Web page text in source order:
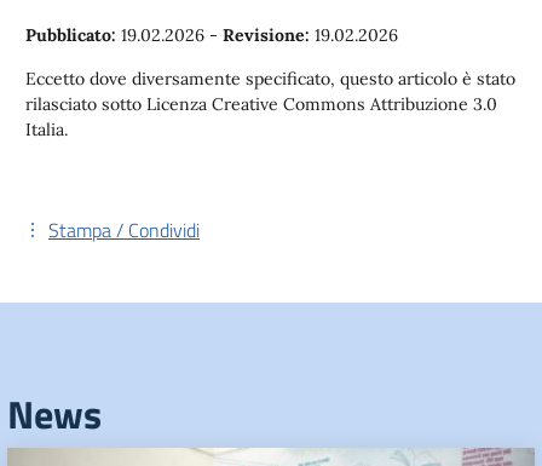
Pubblicato: 19.02.2026 - Revisione: 19.02.2026
Eccetto dove diversamente specificato, questo articolo è stato
rilasciato sotto Licenza Creative Commons Attribuzione 3.0
Italia.
Stampa / Condividi
News